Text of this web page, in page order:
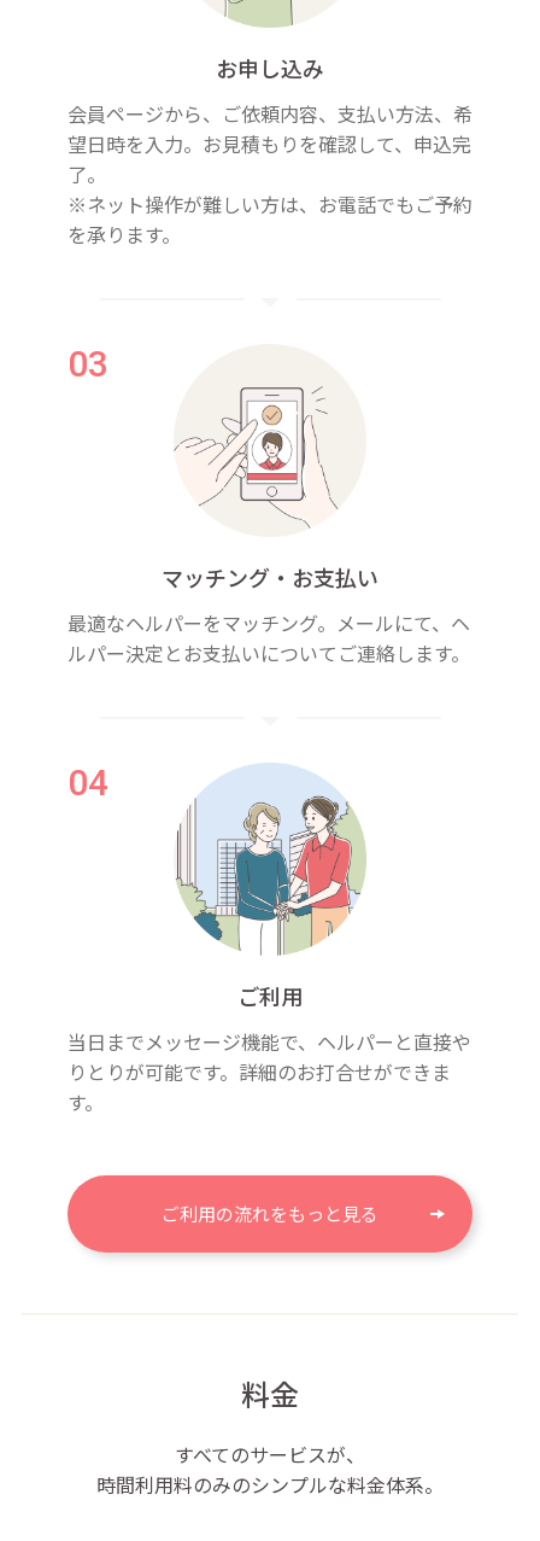
お申し込み
会員ページから、ご依頼内容、支払い方法、希
望日時を入力。お見積もりを確認して、申込完
了。
※ネット操作が難しい方は、お電話でもご予約
を承ります。
マッチング・お支払い
最適なヘルパーをマッチング。メールにて、ヘ
ルパー決定とお支払いについてご連絡します。
ご利用
当日までメッセージ機能で、ヘルパーと直接や
りとりが可能です。詳細のお打合せができま
す。
ご利用の流れをもっと見る
料金
すべてのサービスが、
時間利用料のみのシンプルな料金体系。